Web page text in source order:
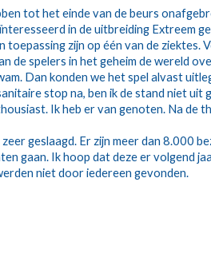
tot het einde van de beurs
in de uitbreiding Extreem
toepassing zijn op één van de
de spelers in het geheim de wereld
Dan konden we het spel alvast
stop na, ben ik de stand niet
Ik heb er van genoten. Na
geslaagd. Er zijn meer dan 8.000
gaan. Ik hoop dat deze er volgend
niet door iedereen gevonden.